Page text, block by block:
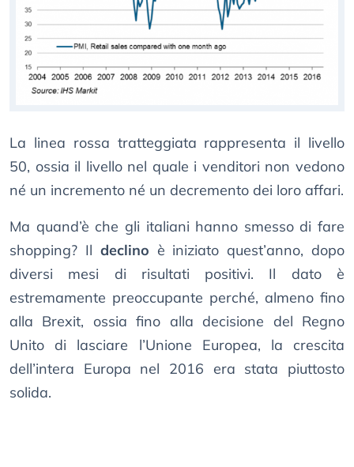
La linea rossa tratteggiata rappresenta il livello
50, ossia il livello nel quale i venditori non vedono
né un incremento né un decremento dei loro affari.
Ma quand’è che gli italiani hanno smesso di fare
shopping? Il declino è iniziato quest’anno, dopo
diversi mesi di risultati positivi. Il dato è
estremamente preoccupante perché, almeno fino
alla Brexit, ossia fino alla decisione del Regno
Unito di lasciare l’Unione Europea, la crescita
dell’intera Europa nel 2016 era stata piuttosto
solida.